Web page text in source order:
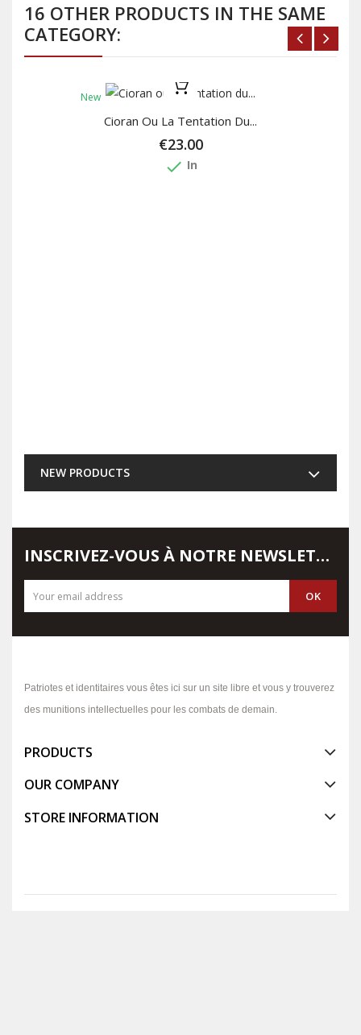
16 OTHER PRODUCTS IN THE SAME
CATEGORY:
New
Cioran Ou La Tentation Du...
€23.00
done In
NEW PRODUCTS
INSCRIVEZ-VOUS À NOTRE NEWSLETTER
Patriotes et identitaires vous êtes ici sur un site libre et vous y trouverez
des munitions intellectuelles pour les combats de demain.
PRODUCTS
OUR COMPANY
STORE INFORMATION